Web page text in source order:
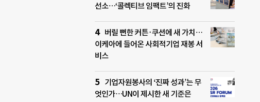
선소…‘콜렉티브 임팩트’의 진화
버릴 뻔한 커튼·쿠션에 새 가치…
이케아에 들어온 사회적기업 재봉 서
비스
기업자원봉사의 ‘진짜 성과’는 무
엇인가…UN이 제시한 새 기준은